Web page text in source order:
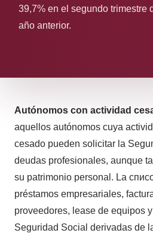
39,7% en el segundo trimestre
año anterior.
Autónomos con actividad
aquellos autónomos cuya
cesado pueden solicitar la
deudas profesionales, aunque
su patrimonio personal. La
préstamos empresariales,
proveedores, lease de equipos
Seguridad Social derivadas de